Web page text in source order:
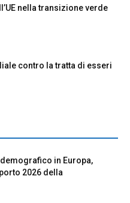
nella transizione verde
contro la tratta di esseri
in Europa,
2026 della